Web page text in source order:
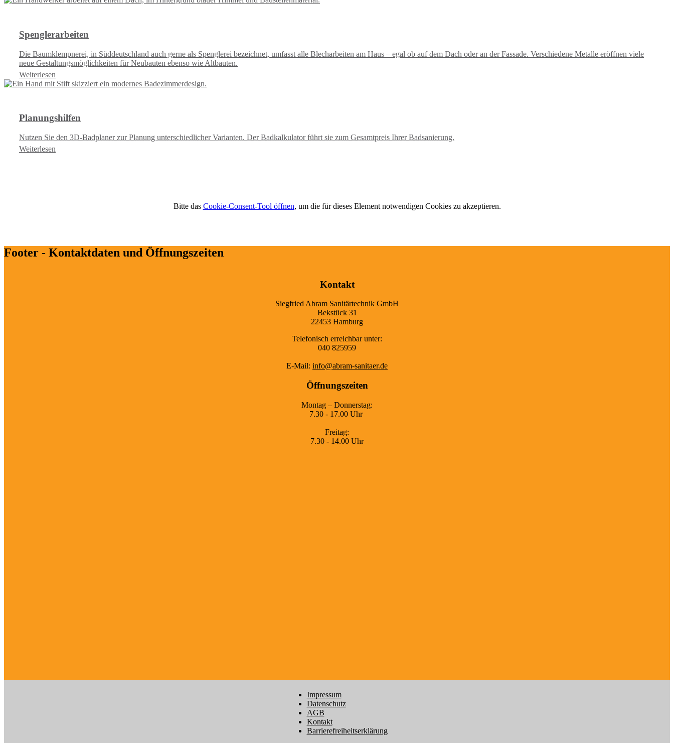
Spenglerarbeiten
Die Baumklempnerei, in Süddeutschland auch gerne als Spenglerei bezeichnet, umfasst alle Blecharbeiten am Haus – egal ob auf dem Dach oder an der Fassade. Verschiedene Metalle eröffnen viele
neue Gestaltungsmöglichkeiten für Neubauten ebenso wie Altbauten.
Weiterlesen
Planungshilfen
Nutzen Sie den 3D-Badplaner zur Planung unterschiedlicher Varianten. Der Badkalkulator führt sie zum Gesamtpreis Ihrer Badsanierung.
Weiterlesen
Bitte das Cookie-Consent-Tool öffnen, um die für dieses Element notwendigen Cookies zu akzeptieren.
Footer - Kontaktdaten und Öffnungszeiten
Kontakt
Siegfried Abram Sanitärtechnik GmbH
Bekstück 31
22453 Hamburg
Telefonisch erreichbar unter:
040 825959
E-Mail: info@abram-sanitaer.de
Öffnungszeiten
Montag – Donnerstag:
7.30 - 17.00 Uhr
Freitag:
7.30 - 14.00 Uhr
Impressum
Datenschutz
AGB
Kontakt
Barrierefreiheitserklärung